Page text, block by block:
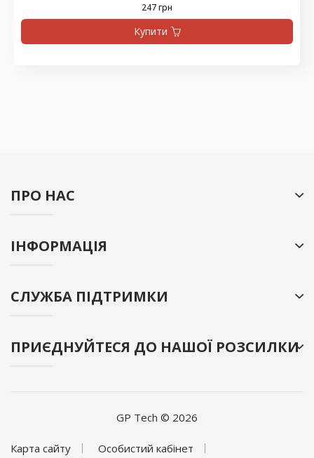
247 грн
Купити
ПРО НАС
ІНФОРМАЦІЯ
СЛУЖБА ПІДТРИМКИ
ПРИЄДНУЙТЕСЯ ДО НАШОЇ РОЗСИЛКИ
GP Tech © 2026
Карта сайту
Особистий кабінет